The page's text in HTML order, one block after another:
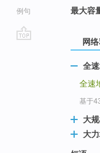
例句
最大容
网
全
全速
基于
大
大